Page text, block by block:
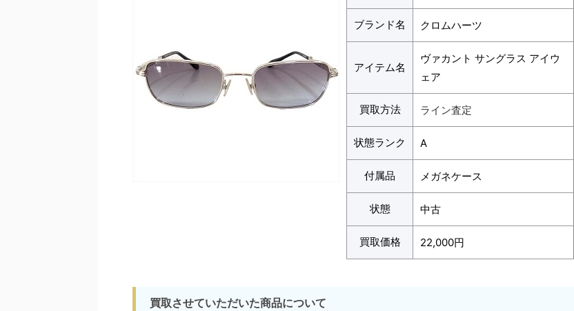
ブランド名 クロムハーツ
アイテム名
ヴァカント サングラス アイウ
ェア
買取方法 ライン査定
状態ランク A
付属品 メガネケース
状態 中古
買取価格 22,000円
買取させていただいた商品について